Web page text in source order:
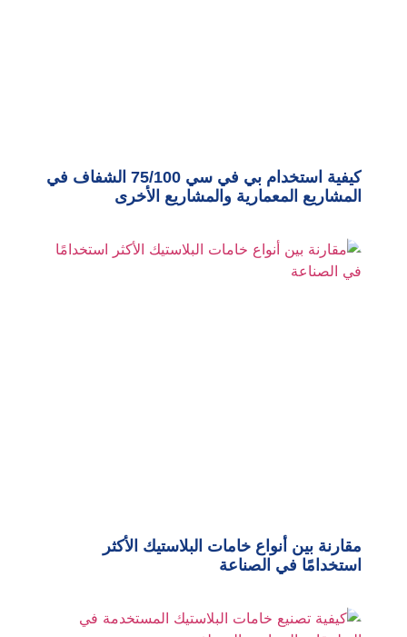
كيفية استخدام بي في سي 75/100 الشفاف في
المشاريع المعمارية والمشاريع الأخرى
مقارنة بين أنواع خامات البلاستيك الأكثر
استخدامًا في الصناعة